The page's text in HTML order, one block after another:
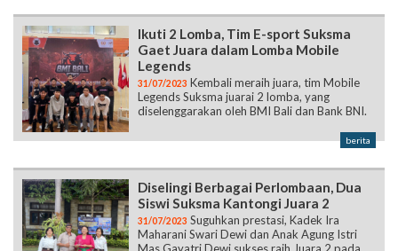
Ikuti 2 Lomba, Tim E-sport Suksma
Gaet Juara dalam Lomba Mobile
Legends
31/07/2023 Kembali meraih juara, tim Mobile
Legends Suksma juarai 2 lomba, yang
diselenggarakan oleh BMI Bali dan Bank BNI.
berita
Diselingi Berbagai Perlombaan, Dua
Siswi Suksma Kantongi Juara 2
31/07/2023 Suguhkan prestasi, Kadek Ira
Maharani Swari Dewi dan Anak Agung Istri